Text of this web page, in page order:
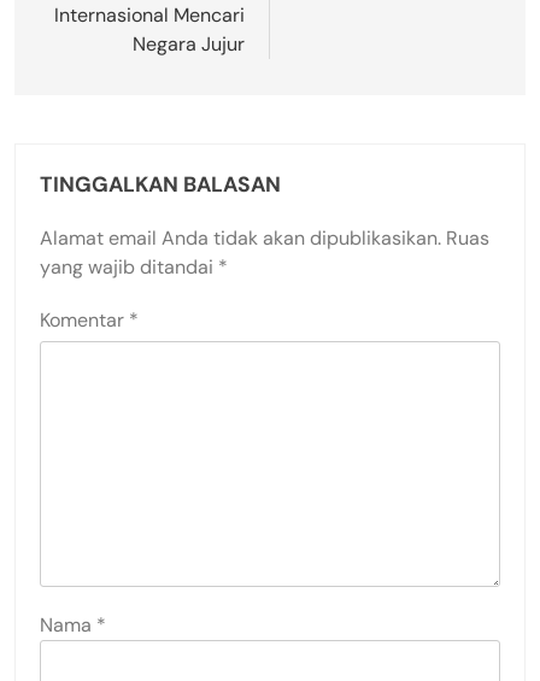
Internasional Mencari
Negara Jujur
TINGGALKAN BALASAN
Alamat email Anda tidak akan dipublikasikan. Ruas
yang wajib ditandai *
Komentar *
Nama *